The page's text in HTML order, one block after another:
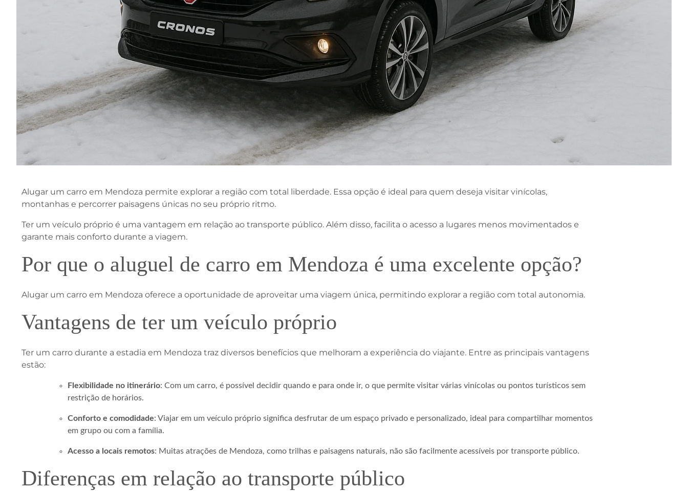
Alugar um carro em Mendoza permite explorar a região com total liberdade. Essa opção é ideal para quem deseja visitar vinícolas,
montanhas e percorrer paisagens únicas no seu próprio ritmo.
Ter um veículo próprio é uma vantagem em relação ao transporte público. Além disso, facilita o acesso a lugares menos movimentados e
garante mais conforto durante a viagem.
Por que o aluguel de carro em Mendoza é uma excelente opção?
Alugar um carro em Mendoza oferece a oportunidade de aproveitar uma viagem única, permitindo explorar a região com total autonomia.
Vantagens de ter um veículo próprio
Ter um carro durante a estadia em Mendoza traz diversos benefícios que melhoram a experiência do viajante. Entre as principais vantagens
estão:
Flexibilidade no itinerário: Com um carro, é possível decidir quando e para onde ir, o que permite visitar várias vinícolas ou pontos turísticos sem
restrição de horários.
Conforto e comodidade: Viajar em um veículo próprio significa desfrutar de um espaço privado e personalizado, ideal para compartilhar momentos
em grupo ou com a família.
Acesso a locais remotos: Muitas atrações de Mendoza, como trilhas e paisagens naturais, não são facilmente acessíveis por transporte público.
Diferenças em relação ao transporte público